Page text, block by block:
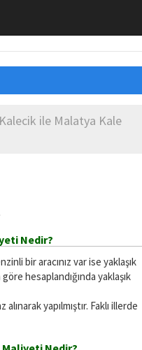
ile Malatya Kale
Nedir?
bir aracınız var ise yaklaşık
hesaplandığında yaklaşık
yapılmıştır. Faklı illerde